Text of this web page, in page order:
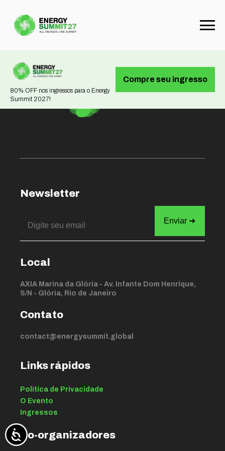
80% OFF nos ingressos para o Energy
Summit 2027!
Compre seu ingresso
Not found
Newsletter
Local
AXIA Marina da Glória - Av. Infante Dom Henrique,
S/N - Glória, Rio de Janeiro
Contato
contact@energysummit.global
Links rápidos
Política de Privacidade
O Evento
Ingressos
Co-organizadores